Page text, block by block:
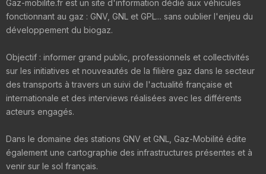
Gaz-mobilite.fr est un site d'information dédié aux véhicules
fonctionnant au gaz : GNV, GNL et GPL... sans oublier l'enjeu du
développement du biogaz.
Objectif : informer grand public, professionnels et collectivités
sur les initiatives et nouveautés de la filière gaz dans le secteur
des transports à travers un suivi de l'actualité française et
internationale et des interviews réalisées avec les différents
acteurs engagés.
Dans le domaine des stations GNV et GNL, Gaz-Mobilité édite
également une cartographie des infrastructures présentes et à
venir sur le sol français.